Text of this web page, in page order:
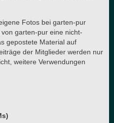
Fotos bei garten-pur
garten-pur eine nicht-
gepostete Material auf
der Mitglieder werden nur
weitere Verwendungen